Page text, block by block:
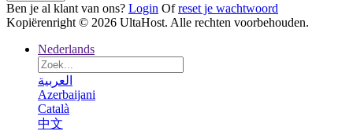
Ben je al klant van ons? Login Of reset je wachtwoord
Kopiërenright © 2026 UltaHost. Alle rechten voorbehouden.
Nederlands
العربية
Azerbaijani
Català
中文